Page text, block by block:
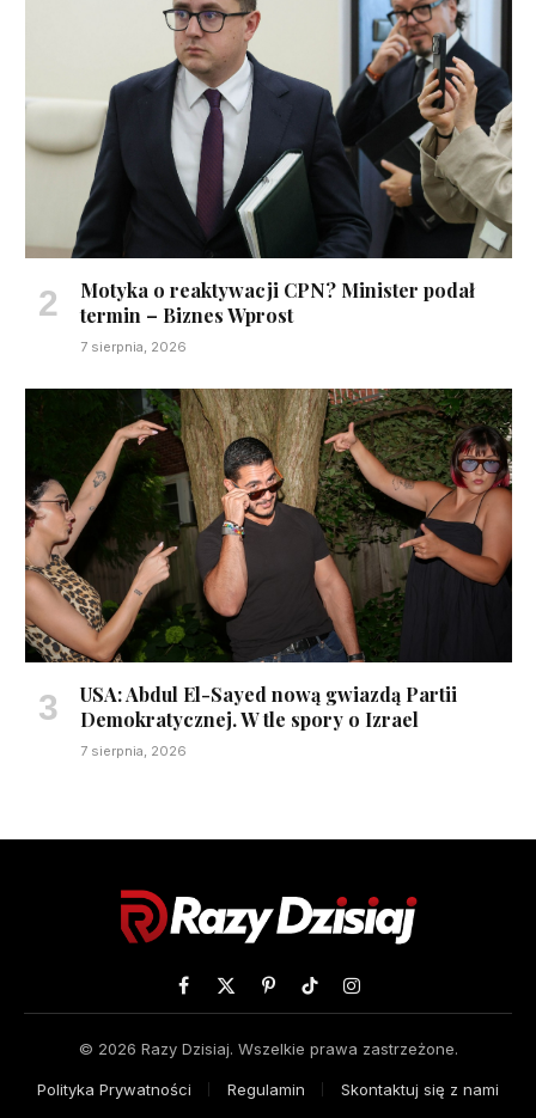
Motyka o reaktywacji CPN? Minister podał
termin – Biznes Wprost
7 sierpnia, 2026
USA: Abdul El-Sayed nową gwiazdą Partii
Demokratycznej. W tle spory o Izrael
7 sierpnia, 2026
Facebook
X
PinterestTikTokInstagram
© 2026 Razy Dzisiaj. Wszelkie prawa zastrzeżone.
Polityka Prywatności Regulamin Skontaktuj się z nami